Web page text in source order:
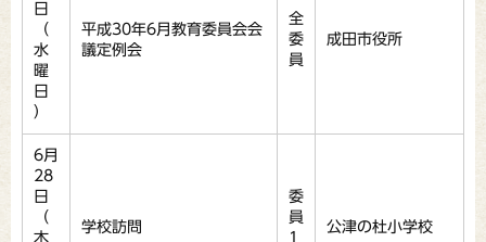
日
（
水
曜
日
）
平成30年6月教育委員会会
議定例会
全
委
員
成田市役所
6月
28
日
（
木
学校訪問
委
員
1
公津の杜小学校